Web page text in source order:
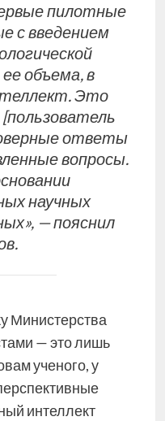
пилотные
с введением
объема, в
Это
ответы
вопросы.
научных
— пояснил
Министерства
— это лишь
ученого, у
интеллект